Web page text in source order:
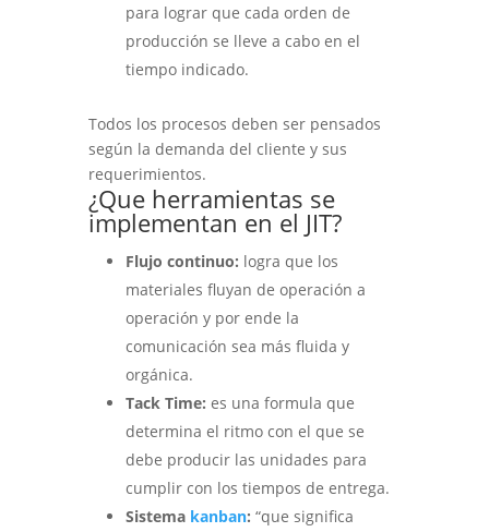
para lograr que cada orden de
producción se lleve a cabo en el
tiempo indicado.
Todos los procesos deben ser pensados
según la demanda del cliente y sus
requerimientos.
¿Que herramientas se
implementan en el JIT?
Flujo continuo: logra que los
materiales fluyan de operación a
operación y por ende la
comunicación sea más fluida y
orgánica.
Tack Time: es una formula que
determina el ritmo con el que se
debe producir las unidades para
cumplir con los tiempos de entrega.
Sistema kanban: “que significa